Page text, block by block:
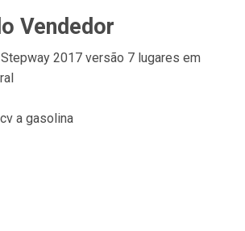
Vendedor
Stepway 2017 versão 7 lugares em
a gasolina